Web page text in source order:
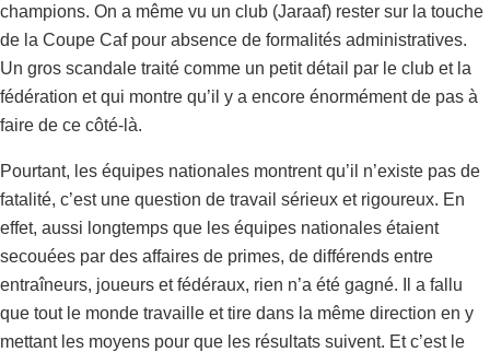
champions. On a même vu un club (Jaraaf) rester sur la touche
de la Coupe Caf pour absence de formalités administratives.
Un gros scandale traité comme un petit détail par le club et la
fédération et qui montre qu’il y a encore énormément de pas à
faire de ce côté-là.
Pourtant, les équipes nationales montrent qu’il n’existe pas de
fatalité, c’est une question de travail sérieux et rigoureux. En
effet, aussi longtemps que les équipes nationales étaient
secouées par des affaires de primes, de différends entre
entraîneurs, joueurs et fédéraux, rien n’a été gagné. Il a fallu
que tout le monde travaille et tire dans la même direction en y
mettant les moyens pour que les résultats suivent. Et c’est le